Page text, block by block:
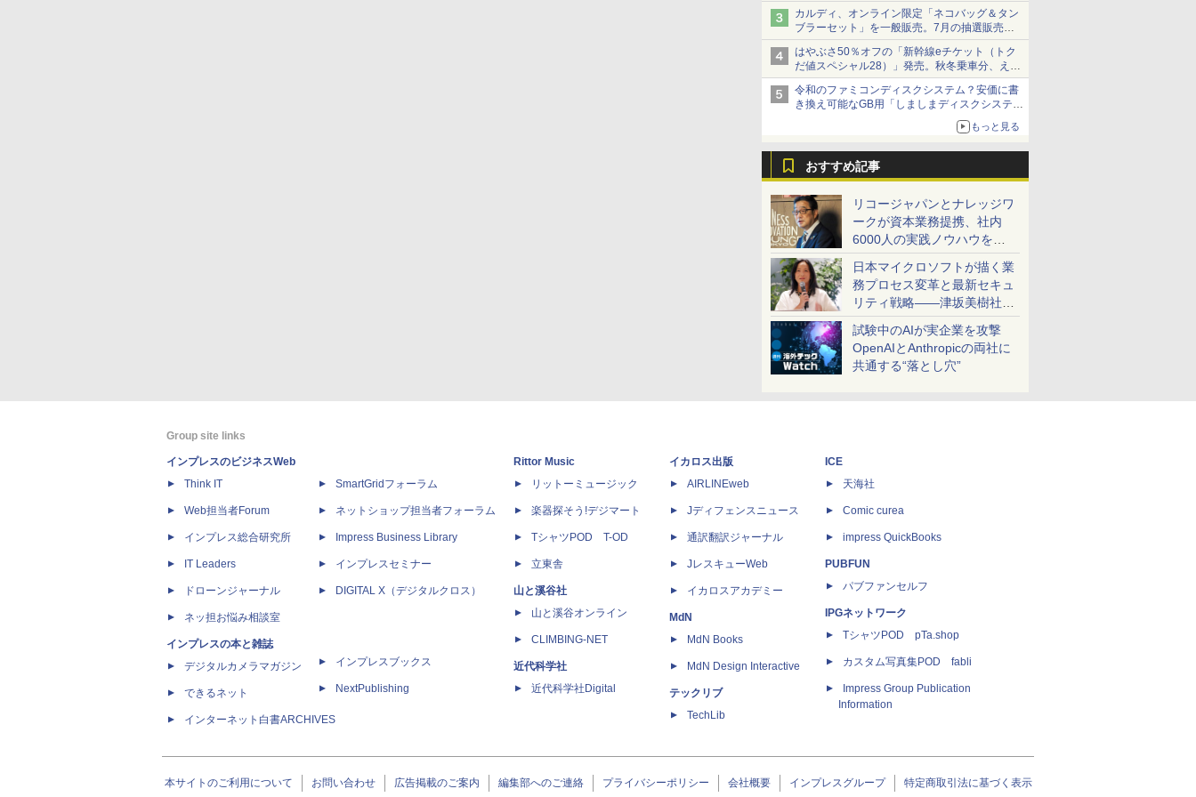
カルディ、オンライン限定「ネコバッグ＆タン
ブラーセット」を一般販売。7月の抽選販売の
当選無効分
はやぶさ50％オフの「新幹線eチケット（トク
だ値スペシャル28）」発売。秋冬乗車分、えき
ねっと限定
令和のファミコンディスクシステム？安価に書
き換え可能なGB用「しましまディスクシステ
もっと見る
おすすめ記事
リコージャパンとナレッジワ
ークが資本業務提携、社内
6000人の実践ノウハウを生
かした「AI商談記録 for
RICOH」を展開へ
日本マイクロソフトが描く業
務プロセス変革と最新セキュ
リティ戦略――津坂美樹社長
が2027年度戦略を説明
試験中のAIが実企業を攻撃
OpenAIとAnthropicの両社に
共通する“落とし穴”
Group site links
インプレスのビジネスWeb
Think IT
Web担当者Forum
インプレス総合研究所
IT Leaders
ドローンジャーナル
ネッ担お悩み相談室
インプレスの本と雑誌
デジタルカメラマガジン
できるネット
インターネット白書ARCHIVES
SmartGridフォーラム
ネットショップ担当者フォーラム
Impress Business Library
インプレスセミナー
DIGITAL X（デジタルクロス）
インプレスブックス
NextPublishing
Rittor Music
リットーミュージック
楽器探そう!デジマート
TシャツPOD T-OD
立東舎
山と溪谷社
山と溪谷オンライン
CLIMBING-NET
近代科学社
近代科学社Digital
イカロス出版
AIRLINEweb
Jディフェンスニュース
通訳翻訳ジャーナル
JレスキューWeb
イカロスアカデミー
MdN
MdN Books
MdN Design Interactive
テックリブ
TechLib
ICE
天海社
Comic curea
impress QuickBooks
PUBFUN
パブファンセルフ
IPGネットワーク
TシャツPOD pTa.shop
カスタム写真集POD fabli
Impress Group Publication
Information
本サイトのご利用について お問い合わせ 広告掲載のご案内 編集部へのご連絡 プライバシーポリシー 会社概要 インプレスグループ 特定商取引法に基づく表示